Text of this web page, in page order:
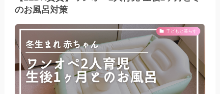
のお風呂対策
子どもと暮らす